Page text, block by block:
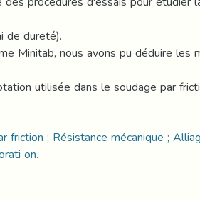
de dureté).
Minitab, nous avons pu déduire les
utilisée dans le soudage par
friction ; Résistance mécanique ;
on.